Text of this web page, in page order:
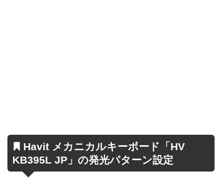
Havit メカニカルキーボード「HV
KB395L JP」の発光パターン設定